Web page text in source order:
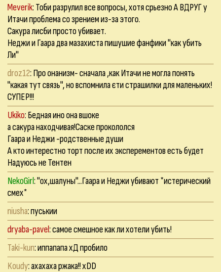
Meverik: Тоби разрулил все вопросы, хотя срьезно А ВДРУГ у
Итачи проблема со зрением из-за этого.
Сакура лисби просто убивает.
Неджи и Гаара два мазахиста пишушие фанфики "как убить
Ли"
droz12: Про онанизм- сначала ,как Итачи не могла понять
"какая тут связь", но вспомнила єти страшилки для маленьких!
СУПЕР!!!
Ukiko: Бедная ино она вшоке
а сакура находчивая!Саске прокололся
Гаара и Неджи -родственные души
А кто интерестно торт после их эксперементов есть будет
Надуюсь не Тентен
NekoGirl: "ох,шалуны"...Гаара и Неджи убивают *истерический
смех*
niusha: пуськии
dryaba-pavel: самое смешное как ли хотели убить!
Taki-kun: иппапапа хД пробило
Koudy: ахахаха ржака!! xDD